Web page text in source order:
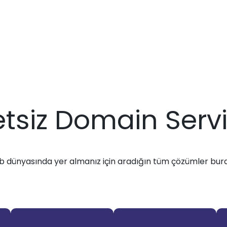
Domain
dünyasında yer almanız için aradığın tüm çözümler